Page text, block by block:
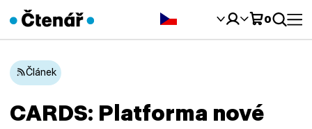
0
Článek
CARDS: Platforma nové